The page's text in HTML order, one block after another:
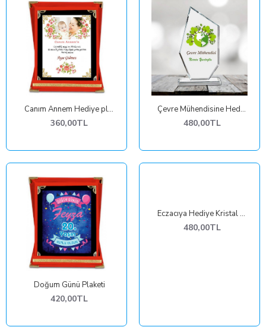
Canım Annem Hediye plaket
360,00TL
Çevre Mühendisine Hediye Plaket
480,00TL
Doğum Günü Plaketi
420,00TL
Eczacıya Hediye Kristal Ödül Plaketi
480,00TL